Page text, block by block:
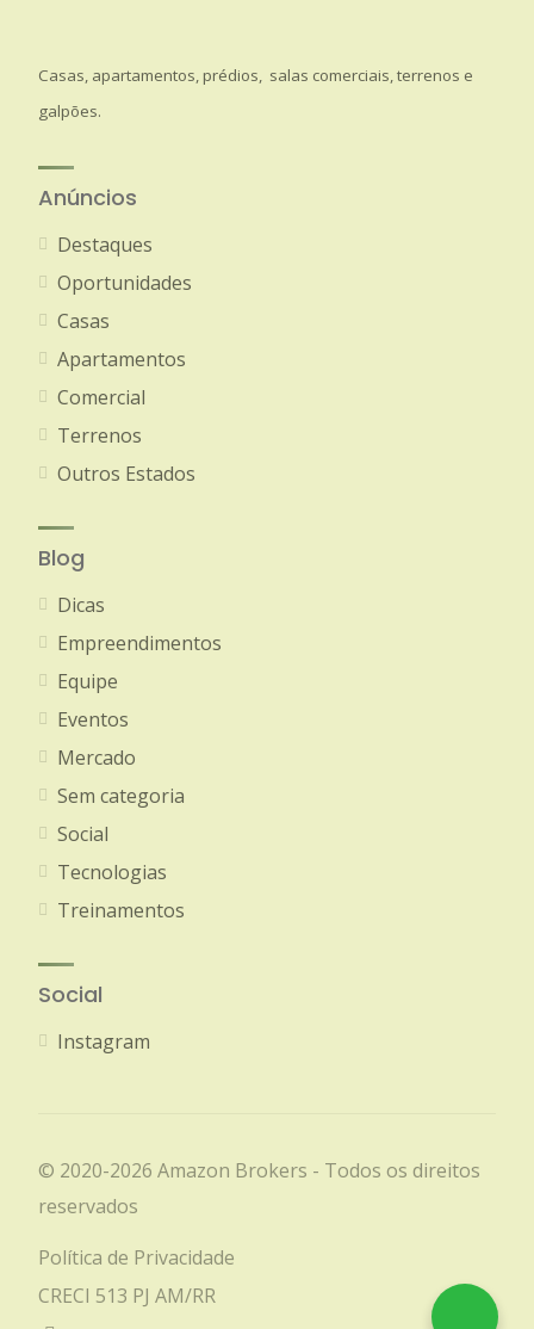
Casas, apartamentos, prédios, salas comerciais, terrenos e
galpões.
Anúncios
Destaques
Oportunidades
Casas
Apartamentos
Comercial
Terrenos
Outros Estados
Blog
Dicas
Empreendimentos
Equipe
Eventos
Mercado
Sem categoria
Social
Tecnologias
Treinamentos
Social
Instagram
© 2020-2026 Amazon Brokers - Todos os direitos
reservados
Política de Privacidade
CRECI 513 PJ AM/RR